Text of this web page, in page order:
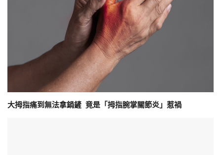
大拇指痛到無法拿鍋鏟 竟是「拇指腕掌關節炎」惹禍